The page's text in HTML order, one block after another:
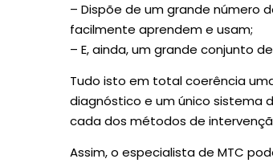
– Dispõe de um grande número
facilmente aprendem e usam;
– E, ainda, um grande conjunto
Tudo isto em total coerência
diagnóstico e um único sistema
cada dos métodos de
Assim, o especialista de MTC